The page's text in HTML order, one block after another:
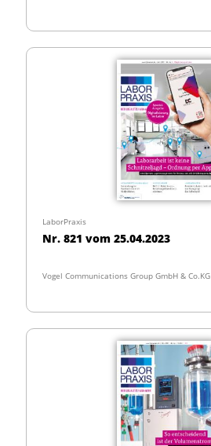
LaborPraxis
Nr. 821 vom 25.04.2023
Vogel Communications Group GmbH & Co.KG